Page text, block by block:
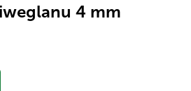
4 mm